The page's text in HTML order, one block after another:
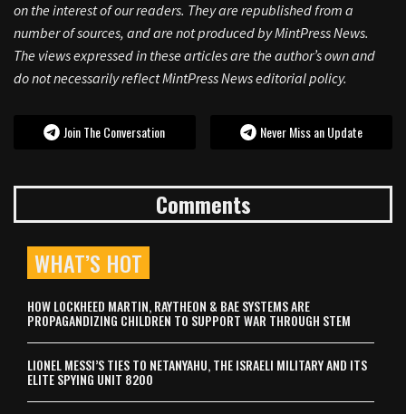
on the interest of our readers. They are republished from a
number of sources, and are not produced by MintPress News.
The views expressed in these articles are the author’s own and
do not necessarily reflect MintPress News editorial policy.
Join The Conversation Never Miss an Update
Comments
WHAT’S HOT
HOW LOCKHEED MARTIN, RAYTHEON & BAE SYSTEMS ARE
PROPAGANDIZING CHILDREN TO SUPPORT WAR THROUGH STEM
LIONEL MESSI’S TIES TO NETANYAHU, THE ISRAELI MILITARY AND ITS
ELITE SPYING UNIT 8200